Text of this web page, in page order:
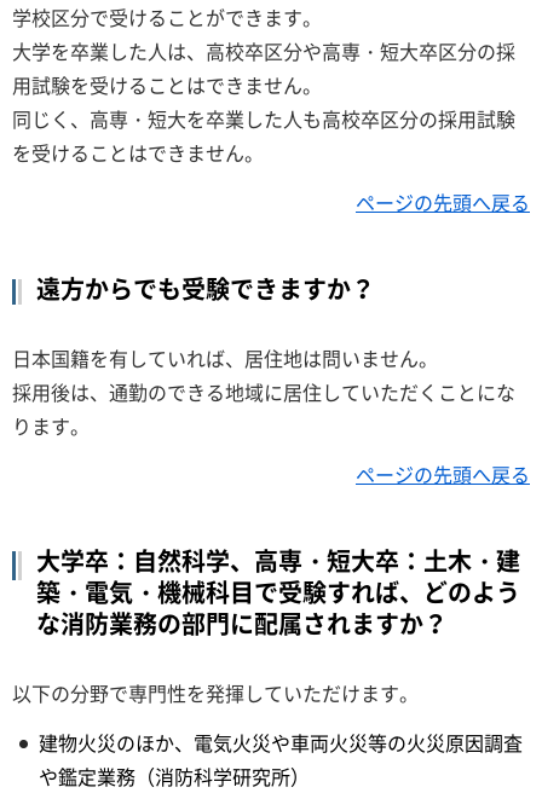
学校区分で受けることができます。
大学を卒業した人は、高校卒区分や高専・短大卒区分の採
用試験を受けることはできません。
同じく、高専・短大を卒業した人も高校卒区分の採用試験
を受けることはできません。
ページの先頭へ戻る
遠方からでも受験できますか？
日本国籍を有していれば、居住地は問いません。
採用後は、通勤のできる地域に居住していただくことにな
ります。
ページの先頭へ戻る
大学卒：自然科学、高専・短大卒：土木・建
築・電気・機械科目で受験すれば、どのよう
な消防業務の部門に配属されますか？
以下の分野で専門性を発揮していただけます。
建物火災のほか、電気火災や車両火災等の火災原因調査
や鑑定業務（消防科学研究所）